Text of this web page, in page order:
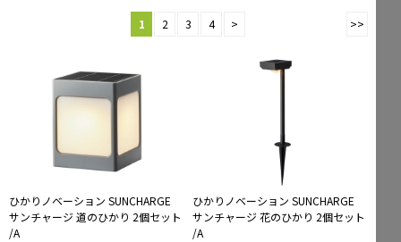
Mailform
Tel. 0120-51-4128
受付時間 / 9:00-17:00（土日祝休み）
1 2 3 4 > >>
ひかりノベーション SUNCHARGE
サンチャージ 道のひかり 2個セット
/A
ひかりノベーション SUNCHARGE
サンチャージ 花のひかり 2個セット
/A